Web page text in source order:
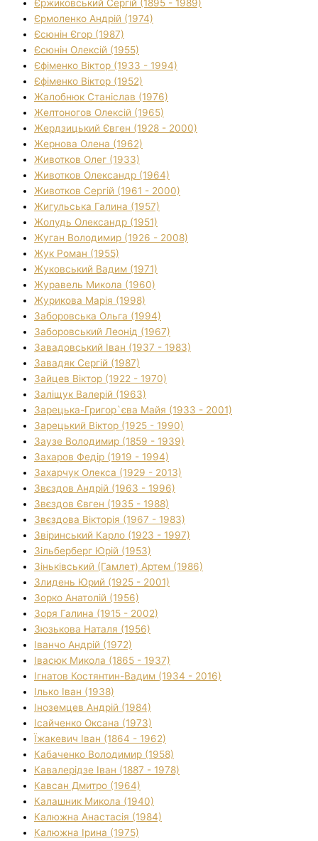
Єржиковський Сергій (1895 - 1989)
Єрмоленко Андрій (1974)
Єсюнін Єгор (1987)
Єсюнін Олексій (1955)
Єфіменко Віктор (1933 - 1994)
Єфіменко Віктор (1952)
Жалобнюк Станіслав (1976)
Желтоногов Олексій (1965)
Жердзицький Євген (1928 - 2000)
Жернова Олена (1962)
Животков Олег (1933)
Животков Олександр (1964)
Животков Сергій (1961 - 2000)
Жигульська Галина (1957)
Жолудь Олександр (1951)
Жуган Володимир (1926 - 2008)
Жук Роман (1955)
Жуковський Вадим (1971)
Журавель Микола (1960)
Журикова Марія (1998)
Заборовська Ольга (1994)
Заборовський Леонід (1967)
Завадовський Іван (1937 - 1983)
Завадяк Сергій (1987)
Зайцев Віктор (1922 - 1970)
Заліщук Валерій (1963)
Зарецька-Григор`єва Майя (1933 - 2001)
Зарецький Віктор (1925 - 1990)
Заузе Володимир (1859 - 1939)
Захаров Федір (1919 - 1994)
Захарчук Олекса (1929 - 2013)
Звєздов Андрій (1963 - 1996)
Звєздов Євген (1935 - 1988)
Звєздова Вікторія (1967 - 1983)
Звіринський Карло (1923 - 1997)
Зільберберг Юрій (1953)
Зіньківський (Гамлет) Артем (1986)
Злидень Юрий (1925 - 2001)
Зорко Анатолій (1956)
Зоря Галина (1915 - 2002)
Зюзькова Наталя (1956)
Іванчо Андрій (1972)
Івасюк Микола (1865 - 1937)
Ігнатов Костянтин-Вадим (1934 - 2016)
Ілько Іван (1938)
Іноземцев Андрій (1984)
Ісайченко Оксана (1973)
Їжакевич Іван (1864 - 1962)
Кабаченко Володимир (1958)
Кавалерідзе Іван (1887 - 1978)
Кавсан Дмитро (1964)
Калашник Микола (1940)
Калюжна Анастасія (1984)
Калюжна Ірина (1975)